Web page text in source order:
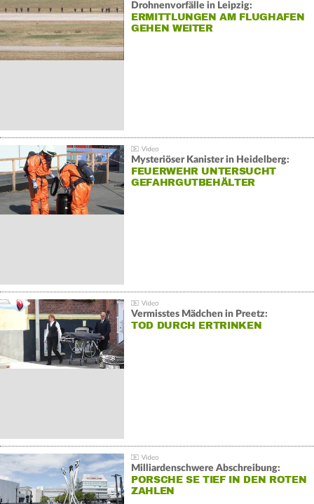
Drohnenvorfälle in Leipzig:
ERMITTLUNGEN AM FLUGHAFEN
GEHEN WEITER
Mysteriöser Kanister in Heidelberg:
FEUERWEHR UNTERSUCHT
GEFAHRGUTBEHÄLTER
Vermisstes Mädchen in Preetz:
TOD DURCH ERTRINKEN
Milliardenschwere Abschreibung:
PORSCHE SE TIEF IN DEN ROTEN
ZAHLEN